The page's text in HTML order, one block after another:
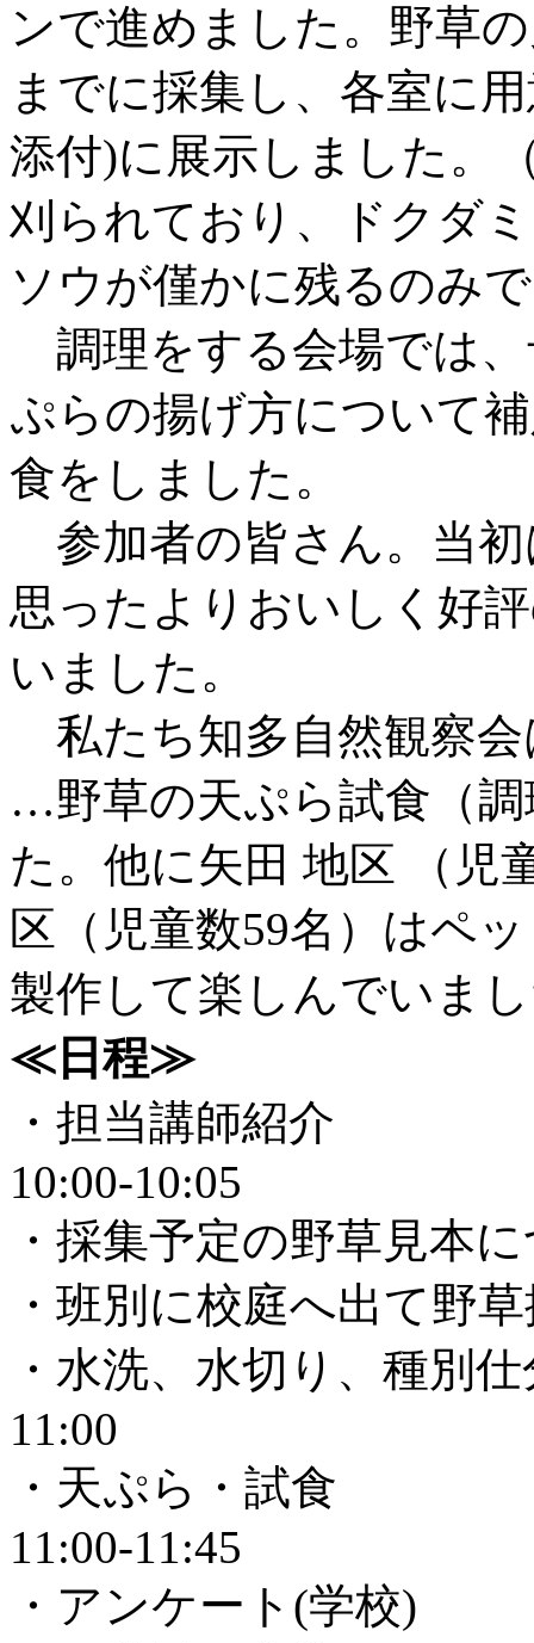
ンで進めました。野草
までに採集し、各室に
添付)に展示しました。
刈られており、ドクダ
ソウが僅かに残るのみ
調理をする会場では
ぷらの揚げ方について
食をしました。
参加者の皆さん。当
思ったよりおいしく好
いました。
私たち知多自然観察会
…野草の天ぷら試食（
た。他に矢田 地区 （児
区（児童数59名）はペ
製作して楽しんでいま
≪日程≫
・担当
10:00-10:05
・採集予定の野草見
・班別に校庭へ出て野
・水洗、水切り
11:00
・天ぷ
11:00-11:45
・アンケート(学校)